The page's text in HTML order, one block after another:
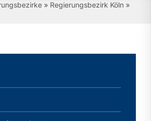
» Regierungsbezirk Köln»